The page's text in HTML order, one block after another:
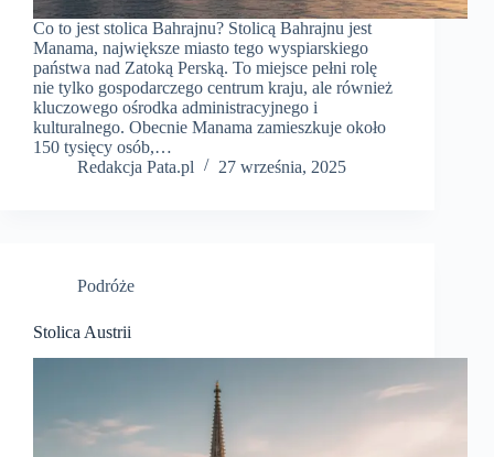
Co to jest stolica Bahrajnu? Stolicą Bahrajnu jest
Manama, największe miasto tego wyspiarskiego
państwa nad Zatoką Perską. To miejsce pełni rolę
nie tylko gospodarczego centrum kraju, ale również
kluczowego ośrodka administracyjnego i
kulturalnego. Obecnie Manama zamieszkuje około
150 tysięcy osób,…
Redakcja Pata.pl
27 września, 2025
Podróże
Stolica Austrii